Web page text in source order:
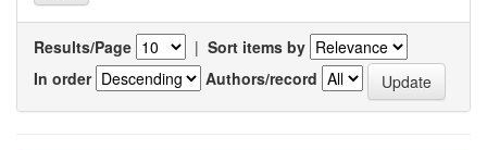
Results/Page | Sort items by
In order
Authors/record